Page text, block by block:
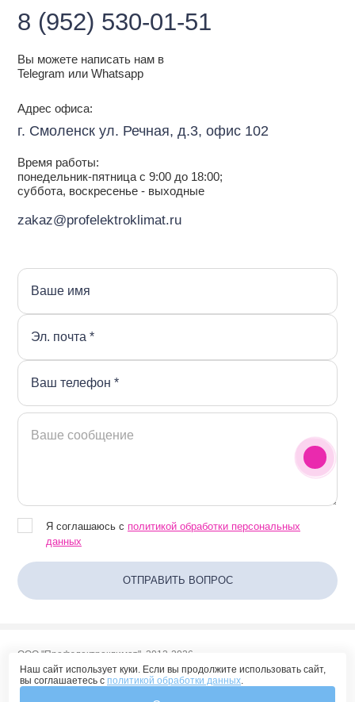
8 (952) 530-01-51
Вы можете написать нам в
Telegram или Whatsapp
Адрес офиса:
г. Смоленск ул. Речная, д.3, офис 102
Время работы:
понедельник-пятница с 9:00 до 18:00;
суббота, воскресенье - выходные
zakaz@profelektroklimat.ru
Я соглашаюсь с политикой обработки персональных
данных
ООО "Профэлектроклимат", 2012-2026
ИНН: 6700002082, КПП: 670001001
Предложение на сайте не является публичной офертой.
Наш сайт использует куки. Если вы продолжите использовать сайт,
вы соглашаетесь с политикой обработки данных.